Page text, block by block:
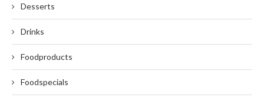
Desserts
Drinks
Foodproducts
Foodspecials